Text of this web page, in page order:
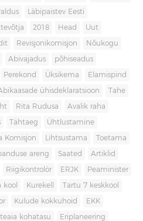
Läbipaistev Eesti
2018 Head Uut
Revisjonikomisjon Nõukogu
Abivajadus põhiseadus
Perekond Üksikema Elamispind
ühisdeklaratsioon Tahe
Rita Rudusa Avalik raha
Tähtaeg Ühtlustamine
Komisjon Lihtsustama Toetama
areng Saated Artiklid
Riigikontrolör ERJK Peaminister
kool Kurekell Tartu 7 keskkool
Kulude kokkuhoid EKK
kohatasu Eriplaneering